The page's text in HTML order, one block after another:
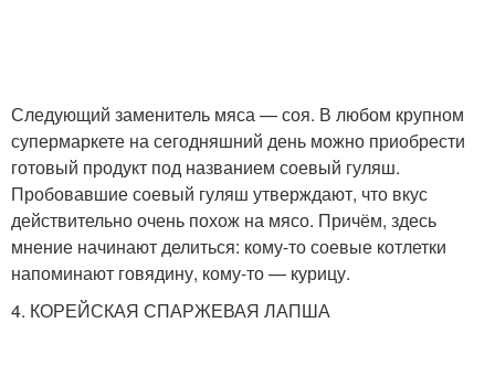
Следующий заменитель мяса — соя. В любом крупном
супермаркете на сегодняшний день можно приобрести
готовый продукт под названием соевый гуляш.
Пробовавшие соевый гуляш утверждают, что вкус
действительно очень похож на мясо. Причём, здесь
мнение начинают делиться: кому-то соевые котлетки
напоминают говядину, кому-то — курицу.
4. КОРЕЙСКАЯ СПАРЖЕВАЯ ЛАПША